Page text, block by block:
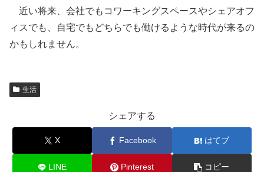
近い将来、会社でもコワーキングスペースやシェアオフ
ィスでも、自宅でもどちらでも働けるような時代が来るの
かもしれません。
生活
シェアする
X Facebook はてブ
LINE Pinterest コピー